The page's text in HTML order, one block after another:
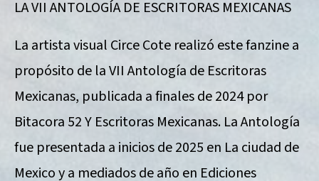
LA VII ANTOLOGÍA DE ESCRITORAS MEXICANAS
La artista visual Circe Cote realizó este fanzine a
propósito de la VII Antología de Escritoras
Mexicanas, publicada a finales de 2024 por
Bitacora 52 Y Escritoras Mexicanas. La Antología
fue presentada a inicios de 2025 en La ciudad de
Mexico y a mediados de año en Ediciones